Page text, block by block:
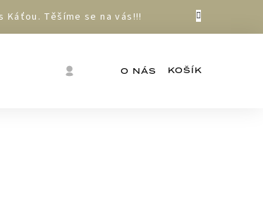
Káťou. Těšíme se na vás!!!
Nákupní
O NÁS